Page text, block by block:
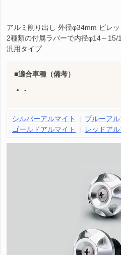
アルミ削り出し 外径φ34mm ビレ
2種類の付属ラバーで内径φ14～15/
汎用タイプ
適合車種（備考）
-
シルバーアルマイト ブルーアル
ゴールドアルマイト
レッドア